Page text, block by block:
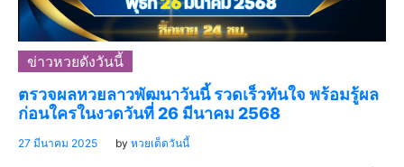
ข่าวหวยดังวันนี้
ตรวจผลหวยลาวพัฒนาวันนี้ รวดเร็วทันใจ พร้อมรู้ผล
ก่อนใครในงวดวันที่ 26 มีนาคม 2568
27 มีนาคม 2025 by หวยเด็ดวันนี้